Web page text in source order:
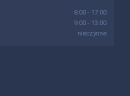
8:00 - 17:00
9:00 - 13:00
nieczynne